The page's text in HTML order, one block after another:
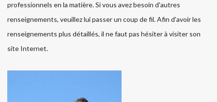
professionnels en la matière. Si vous avez besoin d'autres
renseignements, veuillez lui passer un coup de fil. Afin d'avoir les
renseignements plus détaillés, il ne faut pas hésiter à visiter son
site Internet.